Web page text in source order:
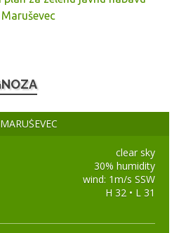
MARUŠEVEC
clear sky
30% humidity
wind: 1m/s SSW
H 32 • L 31